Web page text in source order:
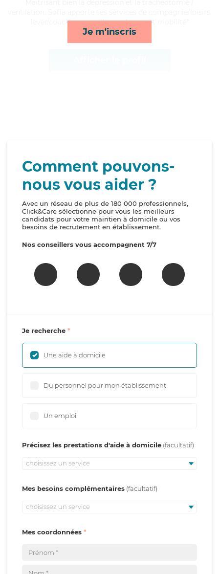
Je m'inscris
lever/coucher, surveillance de nuit et mobilité*
Comment pouvons-
nous vous aider ?
Avec un réseau de plus de 180 000 professionnels,
Click&Care sélectionne pour vous les meilleurs
candidats pour votre maintien à domicile ou vos
besoins de recrutement en établissement.
Nos conseillers vous accompagnent 7/7
Je recherche
Une aide à domicile
Du personnel pour mon établissement
Un emploi
Précisez les prestations d'aide à domicile
choisissez un service
Mes besoins complémentaires
choisissez un service
Mes coordonnées